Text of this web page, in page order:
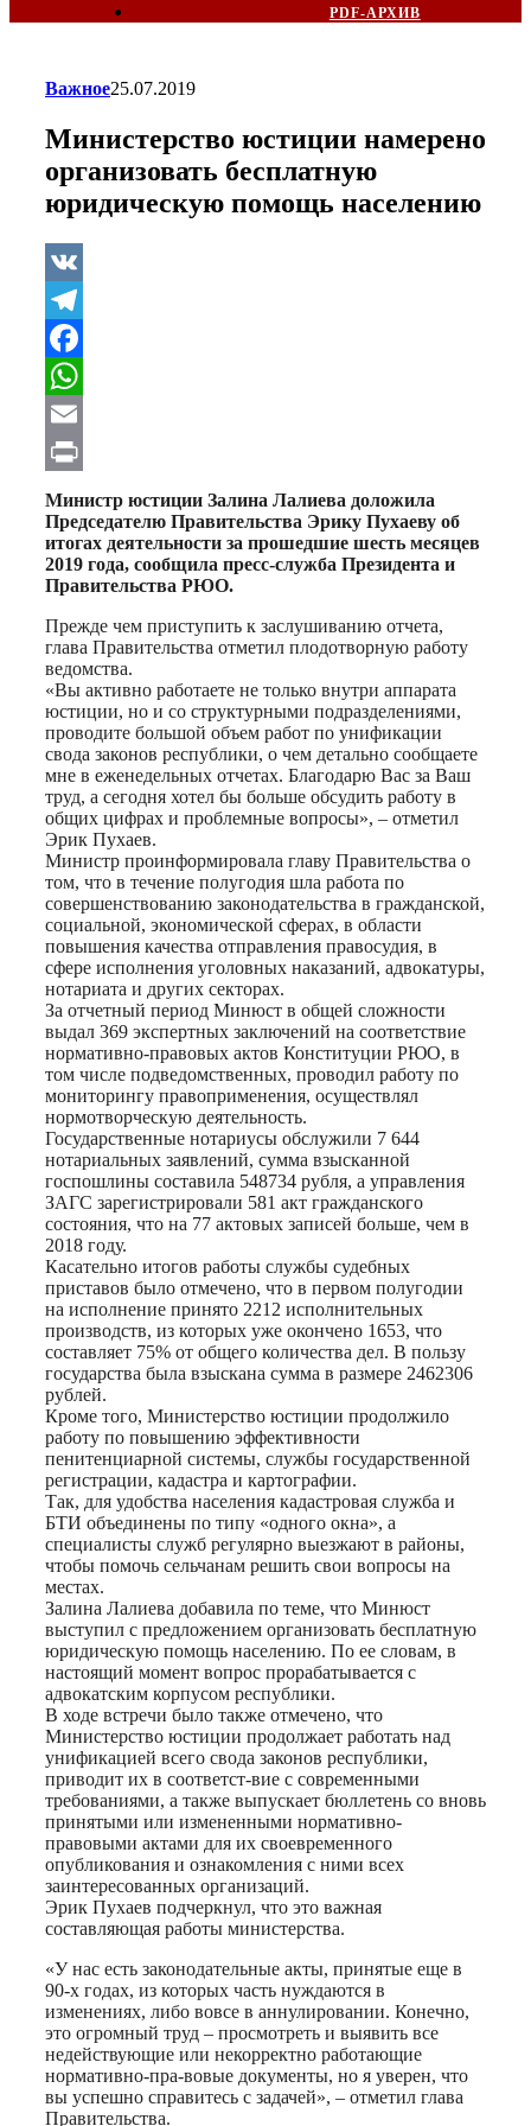
PDF-АРХИВ
Важное25.07.2019
Министерство юстиции намерено
организовать бесплатную
юридическую помощь населению
VK
Telegram
Facebook
WhatsApp
Email
Print
Министр юстиции Залина Лалиева доложила
Председателю Правительства Эрику Пухаеву об
итогах деятельности за прошедшие шесть месяцев
2019 года, сообщила пресс-служба Президента и
Правительства РЮО.
Прежде чем приступить к заслушиванию отчета,
глава Правительства отметил плодотворную работу
ведомства.
«Вы активно работаете не только внутри аппарата
юстиции, но и со структурными подразделениями,
проводите большой объем работ по унификации
свода законов республики, о чем детально сообщаете
мне в еженедельных отчетах. Благодарю Вас за Ваш
труд, а сегодня хотел бы больше обсудить работу в
общих цифрах и проблемные вопросы», – отметил
Эрик Пухаев.
Министр проинформировала главу Правительства о
том, что в течение полугодия шла работа по
совершенствованию законодательства в гражданской,
социальной, экономической сферах, в области
повышения качества отправления правосудия, в
сфере исполнения уголовных наказаний, адвокатуры,
нотариата и других секторах.
За отчетный период Минюст в общей сложности
выдал 369 экспертных заключений на соответствие
нормативно-правовых актов Конституции РЮО, в
том числе подведомственных, проводил работу по
мониторингу правоприменения, осуществлял
нормотворческую деятельность.
Государственные нотариусы обслужили 7 644
нотариальных заявлений, сумма взысканной
госпошлины составила 548734 рубля, а управления
ЗАГС зарегистрировали 581 акт гражданского
состояния, что на 77 актовых записей больше, чем в
2018 году.
Касательно итогов работы службы судебных
приставов было отмечено, что в первом полугодии
на исполнение принято 2212 исполнительных
производств, из которых уже окончено 1653, что
составляет 75% от общего количества дел. В пользу
государства была взыскана сумма в размере 2462306
рублей.
Кроме того, Министерство юстиции продолжило
работу по повышению эффективности
пенитенциарной системы, службы государственной
регистрации, кадастра и картографии.
Так, для удобства населения кадастровая служба и
БТИ объединены по типу «одного окна», а
специалисты служб регулярно выезжают в районы,
чтобы помочь сельчанам решить свои вопросы на
местах.
Залина Лалиева добавила по теме, что Минюст
выступил с предложением организовать бесплатную
юридическую помощь населению. По ее словам, в
настоящий момент вопрос прорабатывается с
адвокатским корпусом республики.
В ходе встречи было также отмечено, что
Министерство юстиции продолжает работать над
унификацией всего свода законов республики,
приводит их в соответст-вие с современными
требованиями, а также выпускает бюллетень со вновь
принятыми или измененными нормативно-
правовыми актами для их своевременного
опубликования и ознакомления с ними всех
заинтересованных организаций.
Эрик Пухаев подчеркнул, что это важная
составляющая работы министерства.
«У нас есть законодательные акты, принятые еще в
90-х годах, из которых часть нуждаются в
изменениях, либо вовсе в аннулировании. Конечно,
это огромный труд – просмотреть и выявить все
недействующие или некорректно работающие
нормативно-пра-вовые документы, но я уверен, что
вы успешно справитесь с задачей», – отметил глава
Правительства.